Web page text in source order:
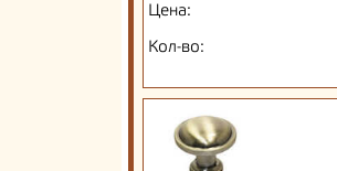
Цена:
Кол-во: